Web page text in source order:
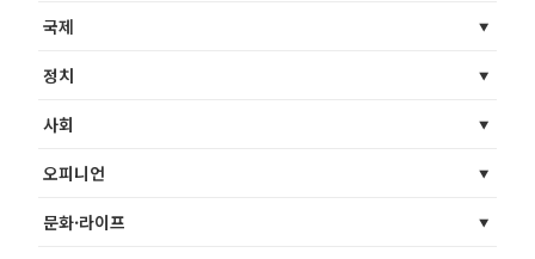
국제
정치
사회
오피니언
문화·라이프